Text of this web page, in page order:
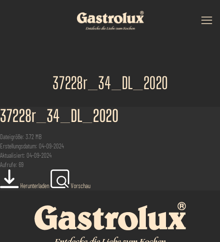
37228r_34_DL_2020
37228r_34_DL_2020
Dateigröße: 3.72 MB
Erstellungsdatum: 04-09-2024
Aktualisiert: 04-09-2024
Aufrufe: 69
Herunterladen Vorschau